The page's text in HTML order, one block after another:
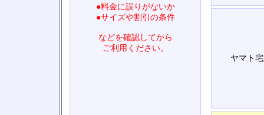
●料金に誤りがないか
●サイズや割引の条件
などを確認してから
ご利用ください。
ヤマト